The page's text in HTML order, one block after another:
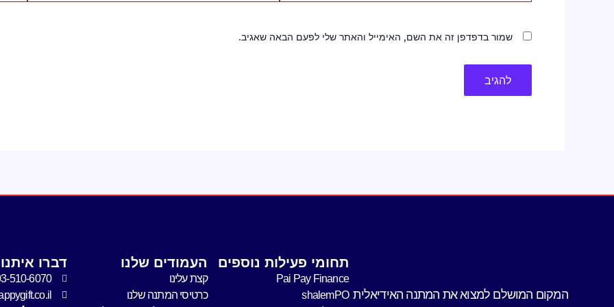
שמור בדפדפן זה את השם, האימייל והאתר שלי לפעם הבאה שאגיב.
המקום המושלם למצוא את המתנה האידיאלית
תחומי פעילות נוספים
Pai Pay Finance
shalemPO
העמודים שלנו
קצת עלינו
כרטיסי המתנה שלנו
דברו איתנו
510-6070